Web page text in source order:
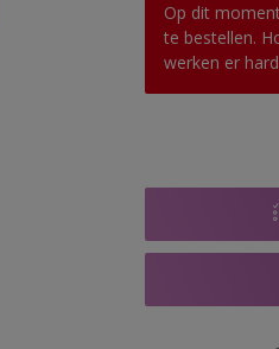
Op dit
te bestellen.
werken er